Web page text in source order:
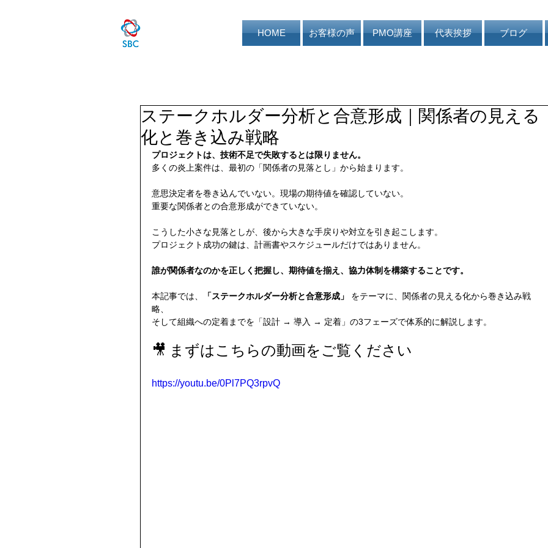
HOME お客様の声 PMO講座 代表挨拶 ブログ
ステークホルダー分析と合意形成｜関係者の見える
化と巻き込み戦略
プロジェクトは、技術不足で失敗するとは限りません。
多くの炎上案件は、最初の「関係者の見落とし」から始まります。
意思決定者を巻き込んでいない。現場の期待値を確認していない。
重要な関係者との合意形成ができていない。
こうした小さな見落としが、後から大きな手戻りや対立を引き起こします。
プロジェクト成功の鍵は、計画書やスケジュールだけではありません。
誰が関係者なのかを正しく把握し、期待値を揃え、協力体制を構築することです。
本記事では、 「ステークホルダー分析と合意形成」
をテーマに、関係者の見える化から巻き込み戦
略、
そして組織への定着までを「設計 → 導入 → 定着」の3フェーズで体系的に解説します。
🎥 まずはこちらの動画をご覧ください
https://youtu.be/0Pl7PQ3rpvQ